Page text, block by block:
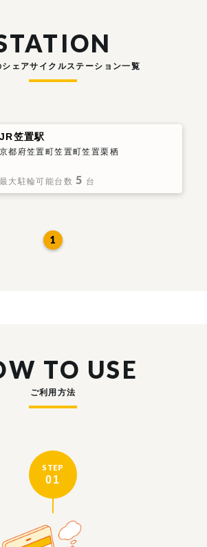
シェアサイクルステーション一覧
JR笠置駅
京都府笠置町笠置町笠置栗栖
最大駐輪可能台数5 台
1
TO USE
ご利用方法
STEP
01